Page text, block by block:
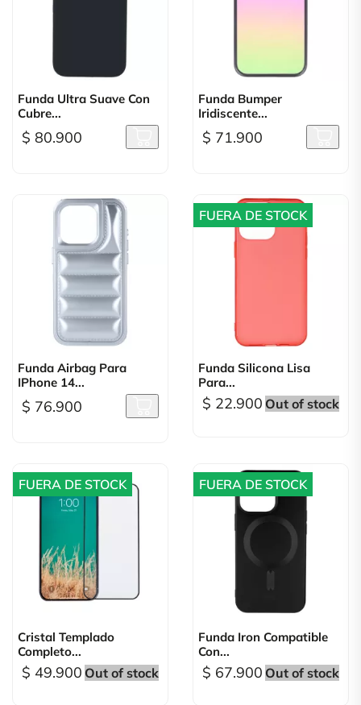
Funda Ultra Suave Con
Cubre...
$ 80.900
Funda Bumper
Iridiscente...
$ 71.900
Funda Airbag Para
IPhone 14...
$ 76.900
Funda Silicona Lisa
Para...
$ 22.900 Out of stock
FUERA DE STOCK
Cristal Templado
Completo...
$ 49.900 Out of stock
FUERA DE STOCK
Funda Iron Compatible
Con...
$ 67.900 Out of stock
FUERA DE STOCK